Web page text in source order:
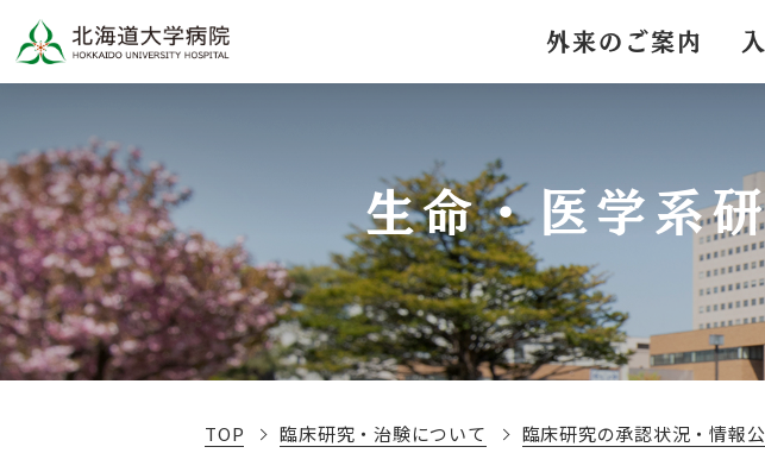
外来のご案内
生命・医学系
TOP 臨床研究・治験について 臨床研究の承認状況・情報